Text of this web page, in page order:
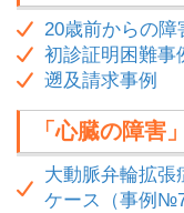
20歳前からの障
初診証明困難事
遡及請求事例
「心臓の障害
大動脈弁輪拡張
ケース（事例